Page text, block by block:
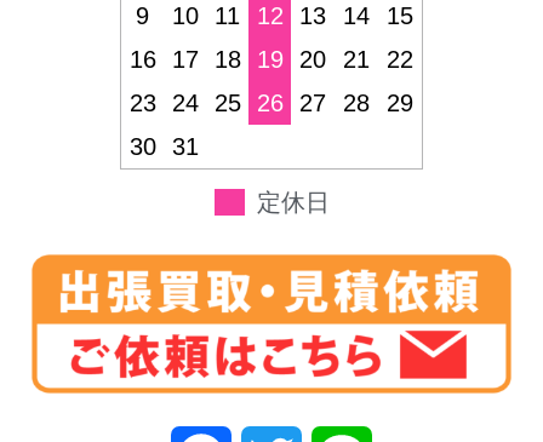
9
10 11 12 13 14
15
16
17 18 19 20 21
22
23
24 25 26 27 28
29
30
31
定休日